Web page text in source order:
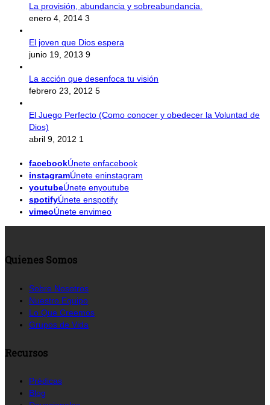
La provisión, abundancia y sobreabundancia.
enero 4, 2014 3
El joven que Dios espera
junio 19, 2013 9
La acción que desenfoca tu visión
febrero 23, 2012 5
El Juego Perfecto (Como conocer y obedecer la Voluntad de
Dios)
abril 9, 2012 1
facebookÚnete enfacebook
instagramÚnete eninstagram
youtubeÚnete enyoutube
spotifyÚnete enspotify
vimeoÚnete envimeo
Quienes Somos
Sobre Nosotros
Nuestro Equipo
Lo Que Creemos
Grupos de Vida
Recursos
Prédicas
Blog